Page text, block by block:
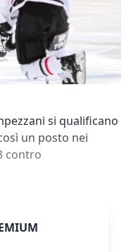
si qualificano
un posto nei
contro